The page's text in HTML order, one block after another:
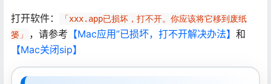
打开软件：
「xxx.app已损坏，打不开。你应该将它移到废纸
篓」
，请参考 【Mac应用”已损坏，打不开解决办法】 和
【Mac关闭sip】